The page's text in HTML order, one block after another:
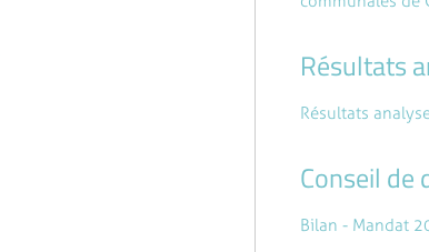
Résultats
Résultats
Conseil de
Bilan - Mandat